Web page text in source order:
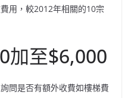
用，較2012年相關的10宗
至$6,000
問是否有額外收費如樓梯費